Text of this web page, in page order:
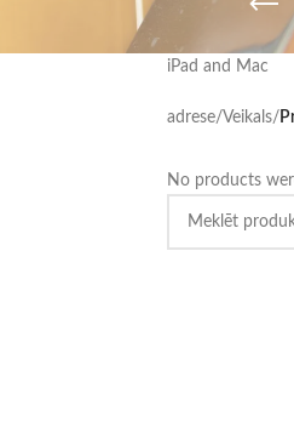
iPad and Mac
adrese/Veikals/
No products